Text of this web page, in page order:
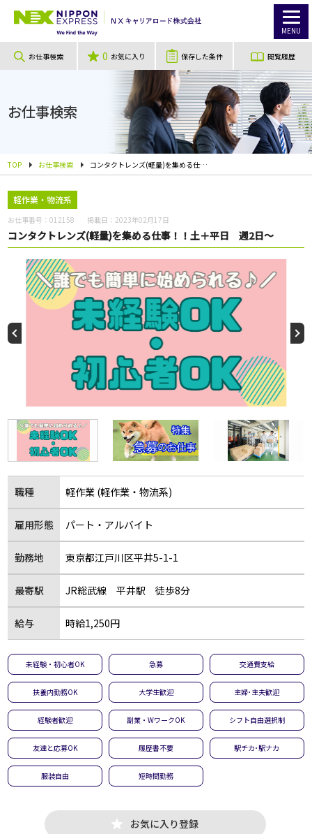
MENU
お仕事検索 0 お気に入り 保存した条件 閲覧履歴
お仕事検索
TOP お仕事検索 コンタクトレンズ(軽量)を集める仕事！！土＋平日 週2日～
軽作業・物流系
お仕事番号：012158 掲載日： 2023年02月17日
コンタクトレンズ(軽量)を集める仕事！！土＋平日 週2日～
職種 軽作業 (軽作業・物流系)
雇用形態 パート・アルバイト
勤務地 東京都江戸川区平井5-1-1
最寄駅 JR総武線 平井駅 徒歩8分
給与 時給1,250円
未経験・初心者OK 急募 交通費支給
扶養内勤務OK 大学生歓迎 主婦･主夫歓迎
経験者歓迎 副業・WワークOK シフト自由選択制
友達と応募OK 履歴書不要 駅チカ･駅ナカ
服装自由 短時間勤務
お気に入り登録